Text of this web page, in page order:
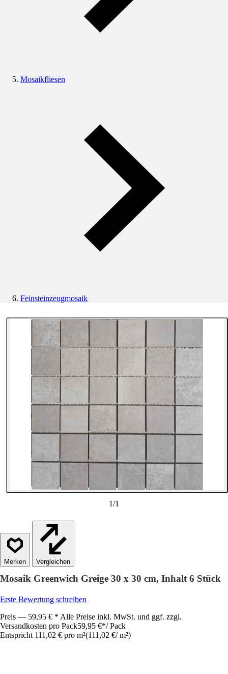
Mosaikfliesen
Feinsteinzeugmosaik
1/1
Vergleichen
Mosaik Greenwich Greige 30 x 30 cm, Inhalt 6 Stück
Erste Bewertung schreiben
Preis — 59,95 € * Alle Preise inkl. MwSt. und ggf. zzgl.
Versandkosten pro Pack59,95 €*/ Pack
Entspricht 111,02 € pro m²(111,02 €/ m²)